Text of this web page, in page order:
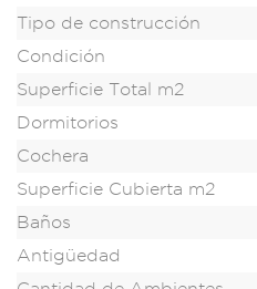
Tipo de construcción
Condición
Superficie Total m2
Dormitorios
Cochera
Superficie Cubierta m2
Baños
Antigüedad